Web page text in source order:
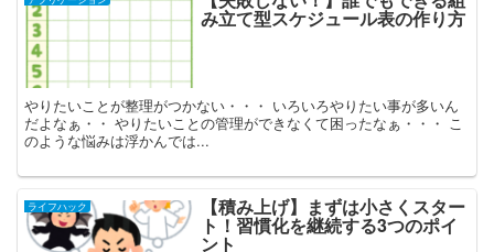
み立て型スケジュール表の作り方
やりたいことが整理がつかない・・・ いろいろやりたい事が多いん
だよなぁ・・ やりたいことの管理ができなくて困ったなぁ・・・ こ
のような悩みは浮かんでは...
ライフハック 【積み上げ】まずは小さくスター
ト！習慣化を継続する3つのポイ
ント